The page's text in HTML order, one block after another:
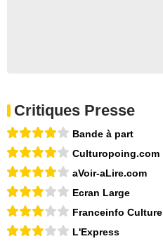
Critiques Presse
Bande à part
Culturopoing.com
aVoir-aLire.com
Ecran Large
Franceinfo Culture
L'Express